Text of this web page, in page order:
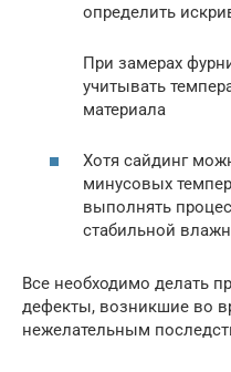
определить
При замерах
учитывать
материала
Хотя сайдинг
минусовых
выполнять
стабильной
Все необходимо делать
дефекты, возникшие во
нежелательным